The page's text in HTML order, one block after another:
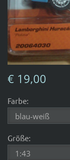
€ 19,00
Farbe:
Größe: